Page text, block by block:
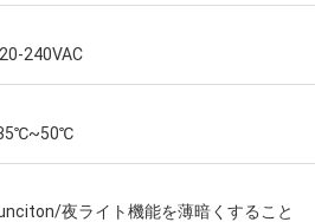
240VAC
夜ライト機能を薄暗くすること